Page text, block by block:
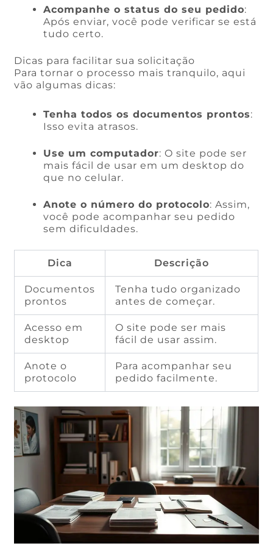
Acompanhe o status do seu pedido:
Após enviar, você pode verificar se está
tudo certo.
Dicas para facilitar sua solicitação
Para tornar o processo mais tranquilo, aqui
vão algumas dicas:
Tenha todos os documentos prontos:
Isso evita atrasos.
Use um computador: O site pode ser
mais fácil de usar em um desktop do
que no celular.
Anote o número do protocolo: Assim,
você pode acompanhar seu pedido
sem dificuldades.
Dica Descrição
Documentos
prontos
Tenha tudo organizado
antes de começar.
Acesso em
desktop
O site pode ser mais
fácil de usar assim.
Anote o
protocolo
Para acompanhar seu
pedido facilmente.